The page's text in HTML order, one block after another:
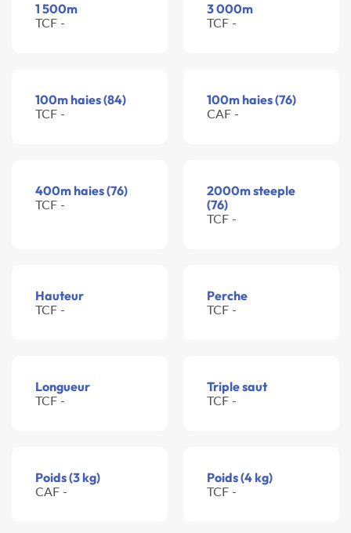
1 500m
TCF -
3 000m
TCF -
100m haies (84)
TCF -
100m haies (76)
CAF -
400m haies (76)
TCF -
2000m steeple
(76)
TCF -
Hauteur
TCF -
Perche
TCF -
Longueur
TCF -
Triple saut
TCF -
Poids (3 kg)
CAF -
Poids (4 kg)
TCF -